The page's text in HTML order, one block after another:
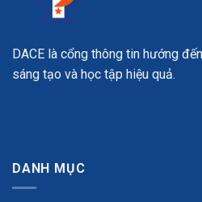
DACE là cổng thông tin hướng
sáng tạo và học tập hiệu quả.
DANH MỤC